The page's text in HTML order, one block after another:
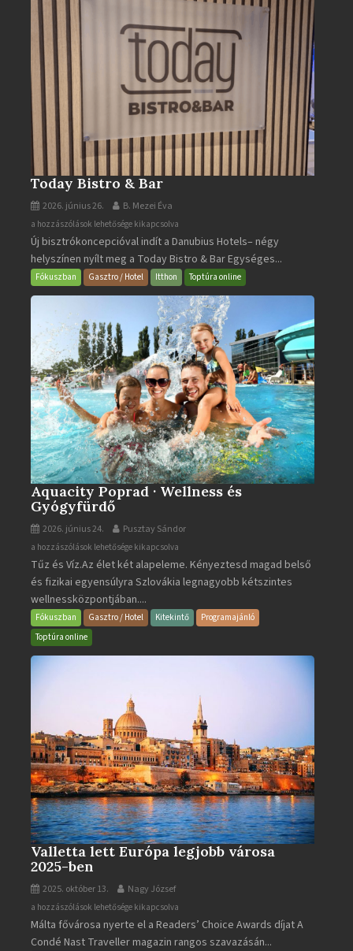
Today Bistro & Bar
2026. június 26. B. Mezei Éva
Today
Bistro
&
Bar
a hozzászólások lehetősége kikapcsolva
Új bisztrókoncepcióval indít a Danubius Hotels– négy
helyszínen nyílt meg a Today Bistro & Bar Egységes...
Fókuszban Gasztro / Hotel Itthon Toptúra online
Aquacity Poprad · Wellness és
Gyógyfürdő
2026. június 24. Pusztay Sándor
Aquacity
Poprad
·
Wellness
és
Gyógyfürdő
a hozzászólások lehetősége kikapcsolva
Tűz és Víz.Az élet két alapeleme. Kényeztesd magad belső
és fizikai egyensúlyra Szlovákia legnagyobb kétszintes
wellnessközpontjában....
Fókuszban Gasztro / Hotel Kitekintő
Programajánló
Toptúra online
Valletta lett Európa legjobb városa
2025-ben
2025. október 13. Nagy József
Valletta
lett
Európa
a hozzászólások lehetősége kikapcsolva
Málta fővárosa nyerte el a Readers’ Choice Awards díjat A
Condé Nast Traveller magazin rangos szavazásán...